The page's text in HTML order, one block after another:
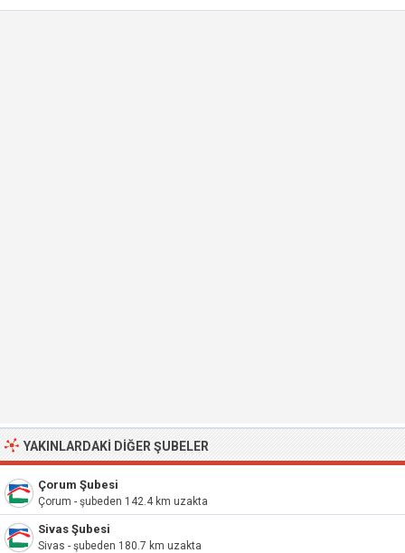
YAKINLARDAKI DIĞER ŞUBELER
Çorum Şubesi
Çorum - şubeden 142.4 km uzakta
Sivas Şubesi
Sivas - şubeden 180.7 km uzakta